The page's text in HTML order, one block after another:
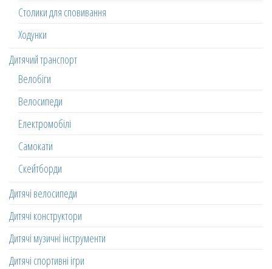
Столики для сповивання
Ходунки
Дитячий транспорт
Велобіги
Велосипеди
Електромобілі
Самокати
Скейтборди
Дитячі велосипеди
Дитячі конструктори
Дитячі музичні інструменти
Дитячі спортивні ігри